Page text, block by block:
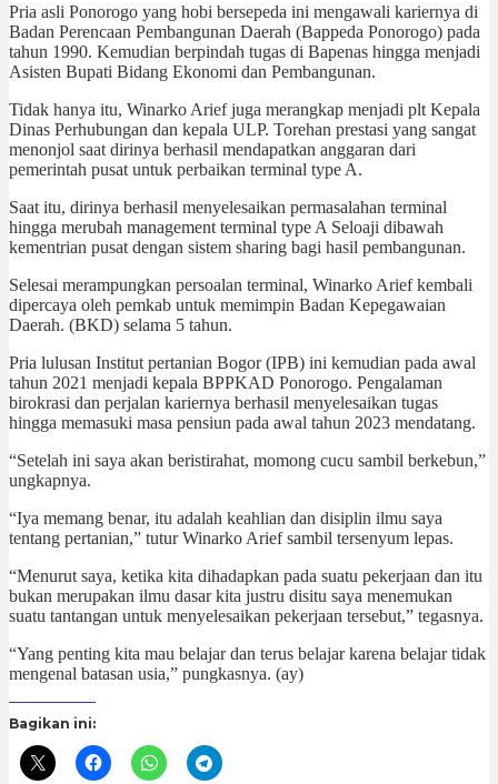
Pria asli Ponorogo yang hobi bersepeda ini mengawali kariernya di
Badan Perencaan Pembangunan Daerah (Bappeda Ponorogo) pada
tahun 1990. Kemudian berpindah tugas di Bapenas hingga menjadi
Asisten Bupati Bidang Ekonomi dan Pembangunan.
Tidak hanya itu, Winarko Arief juga merangkap menjadi plt Kepala
Dinas Perhubungan dan kepala ULP. Torehan prestasi yang sangat
menonjol saat dirinya berhasil mendapatkan anggaran dari
pemerintah pusat untuk perbaikan terminal type A.
Saat itu, dirinya berhasil menyelesaikan permasalahan terminal
hingga merubah management terminal type A Seloaji dibawah
kementrian pusat dengan sistem sharing bagi hasil pembangunan.
Selesai merampungkan persoalan terminal, Winarko Arief kembali
dipercaya oleh pemkab untuk memimpin Badan Kepegawaian
Daerah. (BKD) selama 5 tahun.
Pria lulusan Institut pertanian Bogor (IPB) ini kemudian pada awal
tahun 2021 menjadi kepala BPPKAD Ponorogo. Pengalaman
birokrasi dan perjalan kariernya berhasil menyelesaikan tugas
hingga memasuki masa pensiun pada awal tahun 2023 mendatang.
“Setelah ini saya akan beristirahat, momong cucu sambil berkebun,”
ungkapnya.
“Iya memang benar, itu adalah keahlian dan disiplin ilmu saya
tentang pertanian,” tutur Winarko Arief sambil tersenyum lepas.
“Menurut saya, ketika kita dihadapkan pada suatu pekerjaan dan itu
bukan merupakan ilmu dasar kita justru disitu saya menemukan
suatu tantangan untuk menyelesaikan pekerjaan tersebut,” tegasnya.
“Yang penting kita mau belajar dan terus belajar karena belajar tidak
mengenal batasan usia,” pungkasnya. (ay)
Bagikan ini: